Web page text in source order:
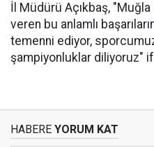
İl Müdürü Açıkbaş,
veren bu anlamlı
temenni ediyor,
şampiyonluklar diliyoruz"
HABERE YORUM KAT